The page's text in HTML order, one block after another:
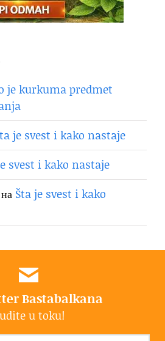
je kurkuma predmet
je svest i kako nastaje
svest i kako nastaje
на Šta je svest i kako
Bastabalkana
u toku!